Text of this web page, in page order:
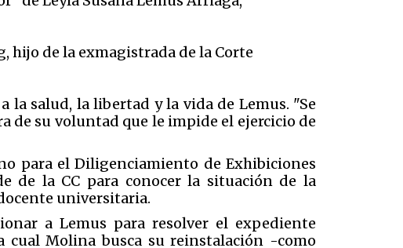
de la exmagistrada de la Corte
la salud, la libertad y la vida de Lemus. "Se
de su voluntad que le impide el ejercicio de
para el Diligenciamiento de Exhibiciones
de la CC para conocer la situación de la
universitaria.
a Lemus para resolver el expediente
cual Molina busca su reinstalación -como